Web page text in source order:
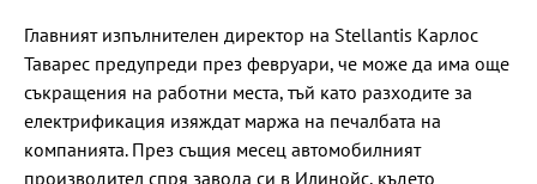
Главният изпълнителен директор на Stellantis Карлос
Таварес предупреди през февруари, че може да има още
съкращения на работни места, тъй като разходите за
електрификация изяждат маржа на печалбата на
компанията. През същия месец автомобилният
производител спря завода си в Илинойс, където